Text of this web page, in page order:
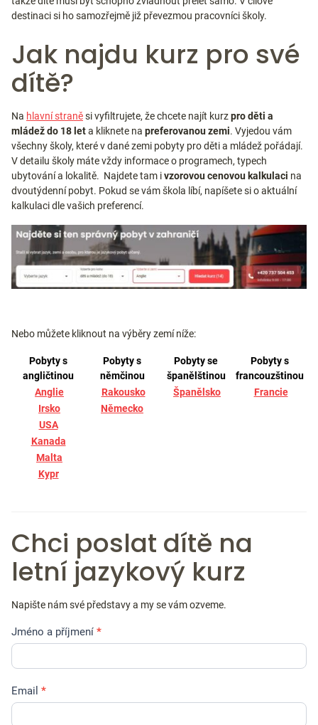
destinaci si ho samozřejmě již převezmou pracovníci školy.
Jak najdu kurz pro své
dítě?
Na hlavní straněsi vyfiltrujete, že chcete najít kurzpro děti a
mládež do 18 leta kliknete na preferovanou zemi. Vyjedou vám
všechny školy, které v dané zemi pobyty pro děti a mládež pořádají.
V detailu školy máte vždy informace o programech, typech
ubytování a lokalitě. Najdete tam ivzorovou cenovou kalkulaci na
dvoutýdenní pobyt. Pokud se vám škola líbí, napíšete si o aktuální
kalkulaci dle vašich preferencí.
Nebo můžete kliknout na výběry zemí níže:
Pobyty s
angličtinou
Pobyty s
němčinou
Pobyty se
španělštinou
Pobyty s
francouzštinou
Anglie
Rakousko Španělsko
Francie
Irsko
Německo
USA
Kanada
Malta
Kypr
Chci poslat dítě na
letní jazykový kurz
Napište nám své představy a my se vám ozveme.
Jméno a příjmení *
Email *